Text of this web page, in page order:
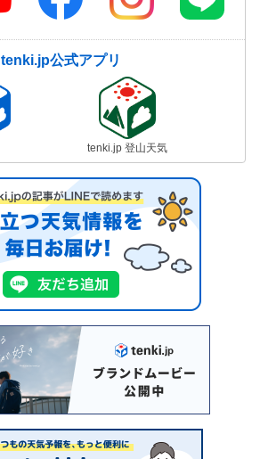
tenki.jp公式アプリ
tenki.jp 登山天気